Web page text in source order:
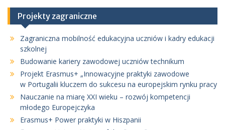
Projekty zagraniczne
Zagraniczna mobilność edukacyjna uczniów i kadry edukacji
szkolnej
Budowanie kariery zawodowej uczniów technikum
Projekt Erasmus+ „Innowacyjne praktyki zawodowe
w Portugalii kluczem do sukcesu na europejskim rynku pracy
Nauczanie na miarę XXI wieku – rozwój kompetencji
młodego Europejczyka
Erasmus+ Power praktyki w Hiszpanii